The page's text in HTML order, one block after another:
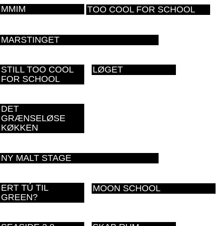
MMIM TOO COOL FOR SCHOOL
MARSTINGET
STILL TOO COOL
FOR SCHOOL
LØGET
DET
GRÆNSELØSE
KØKKEN
NY MALT STAGE
ERT TÚ TIL
GREEN?
MOON SCHOOL